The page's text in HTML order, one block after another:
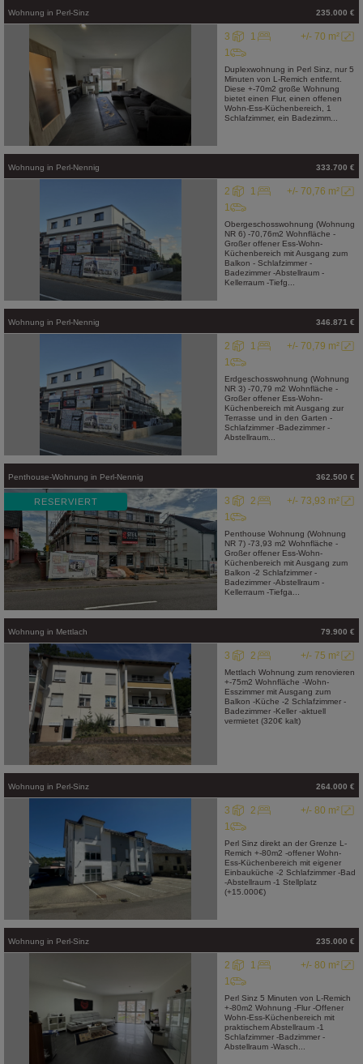
Wohnung in Perl-Sinz 235.000 €
+/- 70 m²
3
1
1
Duplexwohnung in Perl Sinz, nur 5
Minuten von L-Remich entfernt.
Diese +-70m2 große Wohnung
bietet einen Flur, einen offenen
Wohn-Ess-Küchenbereich, 1
Schlafzimmer, ein Badezimm...
Wohnung in Perl-Nennig 333.700 €
+/- 70,76 m²
2
1
1
Obergeschosswohnung (Wohnung
NR 6) -70,76m2 Wohnfläche -
Großer offener Ess-Wohn-
Küchenbereich mit Ausgang zum
Balkon - Schlafzimmer -
Badezimmer -Abstellraum -
Kellerraum -Tiefg...
Wohnung in Perl-Nennig 346.871 €
+/- 70,79 m²
2
1
1
Erdgeschosswohnung (Wohnung
NR 3) -70,79 m2 Wohnfläche -
Großer offener Ess-Wohn-
Küchenbereich mit Ausgang zur
Terrasse und in den Garten -
Schlafzimmer -Badezimmer -
Abstellraum...
Penthouse-Wohnung in Perl-Nennig 362.500 €
RESERVIERT +/- 73,93 m²
3
2
1
Penthouse Wohnung (Wohnung
NR 7) -73,93 m2 Wohnfläche -
Großer offener Ess-Wohn-
Küchenbereich mit Ausgang zum
Balkon -2 Schlafzimmer -
Badezimmer -Abstellraum -
Kellerraum -Tiefga...
Wohnung in Mettlach 79.900 €
+/- 75 m²
3 2
Mettlach Wohnung zum renovieren
+-75m2 Wohnfläche -Wohn-
Esszimmer mit Ausgang zum
Balkon -Küche -2 Schlafzimmer -
Badezimmer -Keller -aktuell
vermietet (320€ kalt)
Wohnung in Perl-Sinz 264.000 €
+/- 80 m²
3
2
1
Perl Sinz direkt an der Grenze L-
Remich +-80m2 -offener Wohn-
Ess-Küchenbereich mit eigener
Einbauküche -2 Schlafzimmer -Bad
-Abstellraum -1 Stellplatz
(+15.000€)
Wohnung in Perl-Sinz 235.000 €
+/- 80 m²
2
1
1
Perl Sinz 5 Minuten von L-Remich
+-80m2 Wohnung -Flur -Offener
Wohn-Ess-Küchenbereich mit
praktischem Abstellraum -1
Schlafzimmer -Badzimmer -
Abstellraum -Wasch...